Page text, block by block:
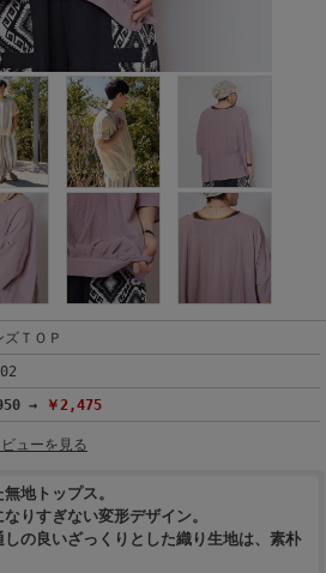
ＴＯＰ
→ ￥2,475
ビューを見る
地トップス。
りすぎない変形デザイン。
の良いざっくりとした織り生地は、素朴